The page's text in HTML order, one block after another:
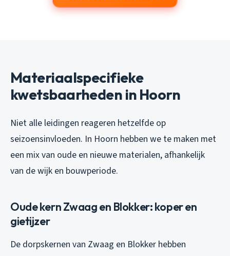
Materiaalspecifieke
kwetsbaarheden in Hoorn
Niet alle leidingen reageren hetzelfde op
seizoensinvloeden. In Hoorn hebben we te maken met
een mix van oude en nieuwe materialen, afhankelijk
van de wijk en bouwperiode.
Oude kern Zwaag en Blokker: koper en
gietijzer
De dorpskernen van Zwaag en Blokker hebben